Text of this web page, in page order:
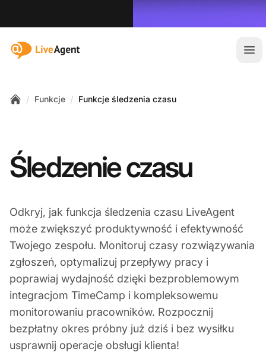
:site.title
/ Funkcje / Funkcje śledzenia czasu
Śledzenie czasu
Odkryj, jak funkcja śledzenia czasu LiveAgent
może zwiększyć produktywność i efektywność
Twojego zespołu. Monitoruj czasy rozwiązywania
zgłoszeń, optymalizuj przepływy pracy i
poprawiaj wydajność dzięki bezproblemowym
integracjom TimeCamp i kompleksowemu
monitorowaniu pracowników. Rozpocznij
bezpłatny okres próbny już dziś i bez wysiłku
usprawnij operacje obsługi klienta!